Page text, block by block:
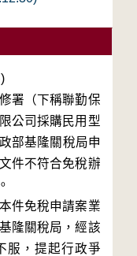
署（下稱聯勤保
公司採購民用型
部基隆關稅局申
件不符合免稅辦
件免稅申請案業
隆關稅局，經該
服，提起行政爭